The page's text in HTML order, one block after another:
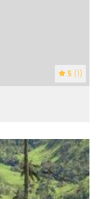
5 (1)